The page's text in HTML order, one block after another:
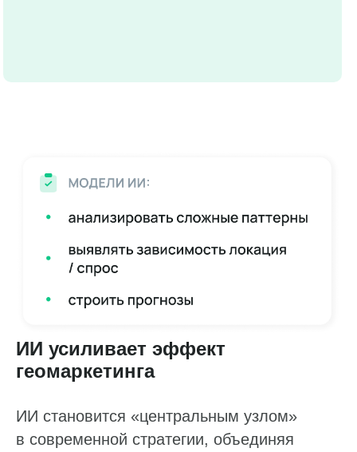
ИИ усиливает эффект
геомаркетинга
ИИ становится «центральным узлом»
в современной стратегии, объединяя